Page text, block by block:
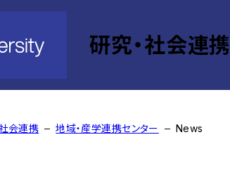
研究・社会連携
会連携 地域・産学連携センター News